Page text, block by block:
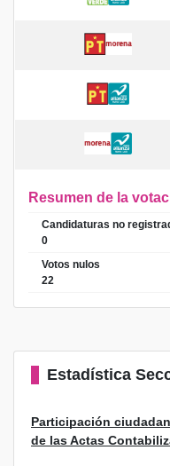
Resumen de la
Candidaturas no
0
Votos nulos
22
Estadística
Participación
de las Actas